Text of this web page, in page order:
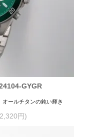
GYGR
オールチタンの鈍い輝き
円)